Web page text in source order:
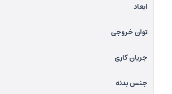
ابعاد
توان خروجی
جریان کاری
جنس بدنه